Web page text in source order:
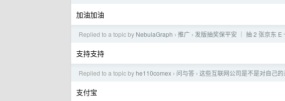
加油加油
Replied to a topic by NebulaGraph › 推广 › 发版抽奖保平安 ｜ 抽 2 张京东 E
支持支持
Replied to a topic by he110comex › 问与答 › 这些互联网公司是不是对自己的
支付宝